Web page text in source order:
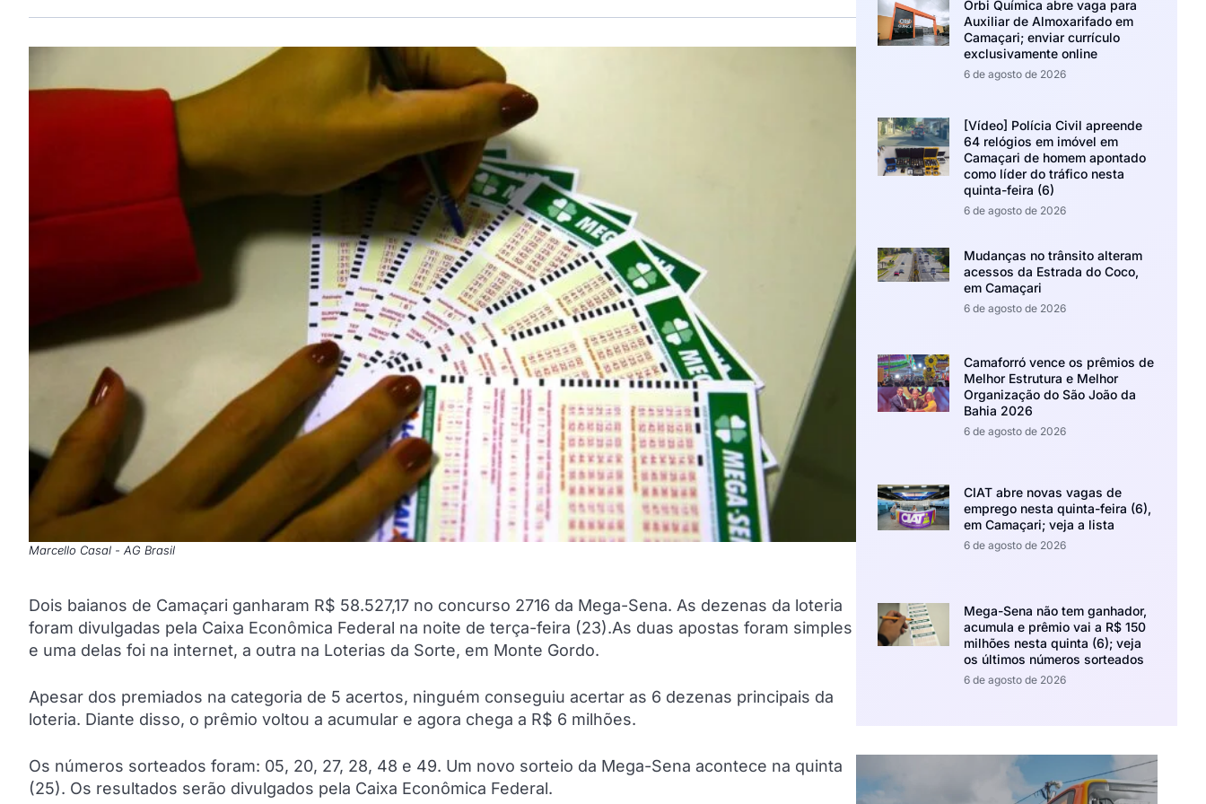
Marcello Casal - AG Brasil
Dois baianos de Camaçari ganharam R$ 58.527,17 no concurso 2716 da Mega-Sena. As dezenas da loteria
foram divulgadas pela Caixa Econômica Federal na noite de terça-feira (23).As duas apostas foram simples
e uma delas foi na internet, a outra na Loterias da Sorte, em Monte Gordo.
Apesar dos premiados na categoria de 5 acertos, ninguém conseguiu acertar as 6 dezenas principais da
loteria. Diante disso, o prêmio voltou a acumular e agora chega a R$ 6 milhões.
Os números sorteados foram: 05, 20, 27, 28, 48 e 49. Um novo sorteio da Mega-Sena acontece na quinta
(25). Os resultados serão divulgados pela Caixa Econômica Federal.
Orbi Química abre vaga para
Auxiliar de Almoxarifado em
Camaçari; enviar currículo
exclusivamente online
6 de agosto de 2026
[Vídeo] Polícia Civil apreende
64 relógios em imóvel em
Camaçari de homem apontado
como líder do tráfico nesta
quinta-feira (6)
6 de agosto de 2026
Mudanças no trânsito alteram
acessos da Estrada do Coco,
em Camaçari
6 de agosto de 2026
Camaforró vence os prêmios de
Melhor Estrutura e Melhor
Organização do São João da
Bahia 2026
6 de agosto de 2026
CIAT abre novas vagas de
emprego nesta quinta-feira (6),
em Camaçari; veja a lista
6 de agosto de 2026
Mega-Sena não tem ganhador,
acumula e prêmio vai a R$ 150
milhões nesta quinta (6); veja
os últimos números sorteados
6 de agosto de 2026